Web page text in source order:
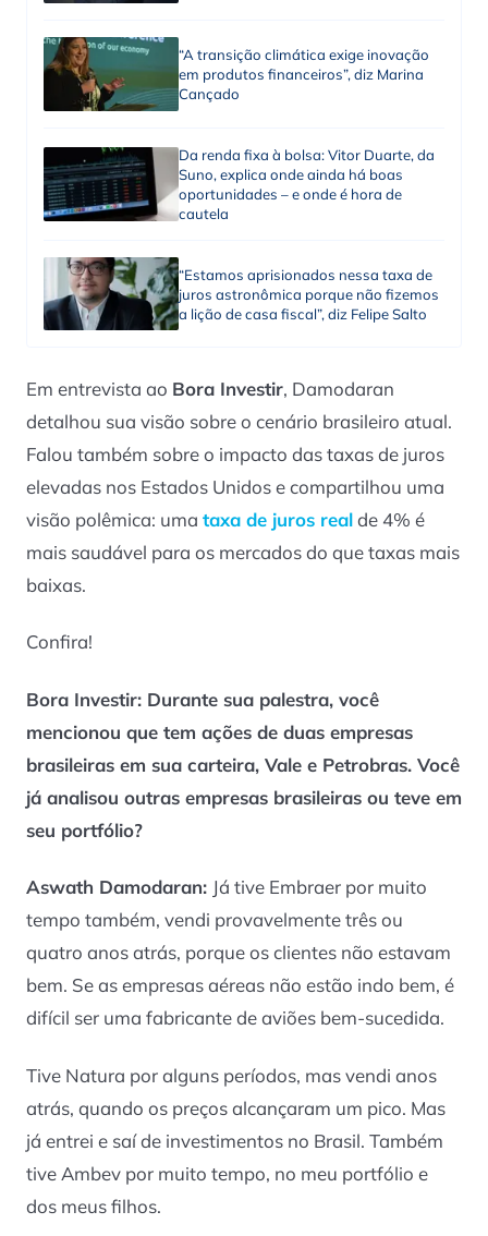
“A transição climática exige inovação
em produtos financeiros”, diz Marina
Cançado
Da renda fixa à bolsa: Vitor Duarte, da
Suno, explica onde ainda há boas
oportunidades – e onde é hora de
cautela
“Estamos aprisionados nessa taxa de
juros astronômica porque não fizemos
a lição de casa fiscal”, diz Felipe Salto
Em entrevista ao Bora Investir, Damodaran
detalhou sua visão sobre o cenário brasileiro atual.
Falou também sobre o impacto das taxas de juros
elevadas nos Estados Unidos e compartilhou uma
visão polêmica: uma taxa de juros realde 4% é
mais saudável para os mercados do que taxas mais
baixas.
Confira!
Bora Investir: Durante sua palestra, você
mencionou que tem ações de duas empresas
brasileiras em sua carteira, Vale e Petrobras. Você
já analisou outras empresas brasileiras ou teve em
seu portfólio?
Aswath Damodaran: Já tive Embraer por muito
tempo também, vendi provavelmente três ou
quatro anos atrás, porque os clientes não estavam
bem. Se as empresas aéreas não estão indo bem, é
difícil ser uma fabricante de aviões bem-sucedida.
Tive Natura por alguns períodos, mas vendi anos
atrás, quando os preços alcançaram um pico. Mas
já entrei e saí de investimentos no Brasil. Também
tive Ambev por muito tempo, no meu portfólio e
dos meus filhos.